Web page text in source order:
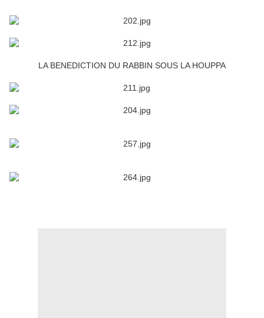
LA BENEDICTION DU RABBIN SOUS LA HOUPPA